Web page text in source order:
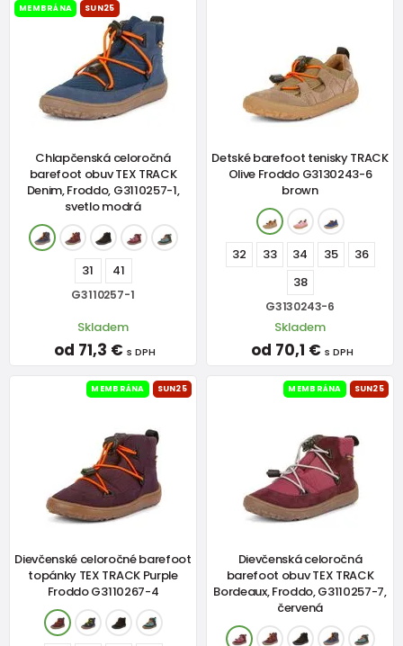
MEMBRÁNA SUN25
Chlapčenská celoročná
barefoot obuv TEX TRACK
Denim, Froddo, G3110257-1,
svetlo modrá
31 41
G3110257-1
Skladem
od 71,3 € s DPH
Detské barefoot tenisky TRACK
Olive Froddo G3130243-6
brown
32 33 34 35
36
38
G3130243-6
Skladem
od 70,1 € s DPH
MEMBRÁNA SUN25
Dievčenské celoročné barefoot
topánky TEX TRACK Purple
Froddo G3110267-4
MEMBRÁNA SUN25
Dievčenská celoročná
barefoot obuv TEX TRACK
Bordeaux, Froddo, G3110257-7,
červená